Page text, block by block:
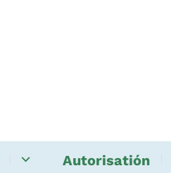
Autorisatión